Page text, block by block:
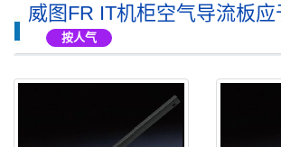
威图FR IT机柜空气导流板应
按人气